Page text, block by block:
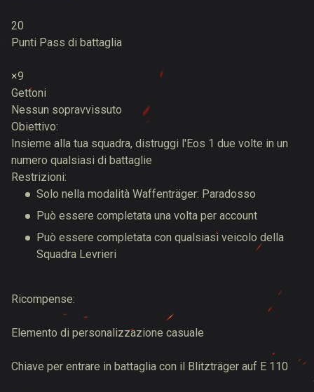
20
Punti Pass di battaglia
×9
Gettoni
Nessun sopravvissuto
Obiettivo:
Insieme alla tua squadra, distruggi l'Eos 1 due volte in un
numero qualsiasi di battaglie
Restrizioni:
Solo nella modalità Waffenträger: Paradosso
Può essere completata una volta per account
Può essere completata con qualsiasi veicolo della
Squadra Levrieri
Ricompense:
Elemento di personalizzazione casuale
Chiave per entrare in battaglia con il Blitzträger auf E 110